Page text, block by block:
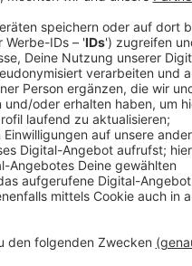
will im Jahr 2023
als noch dieses Jahr.
Energiekosten
– alles
entfallen rund 70 Prozent
Über 90 Millionen Euro sind
Ausbau des
ebenso weiter investiert
Berleburg und Bad
sollen 14,7 Millionen Euro